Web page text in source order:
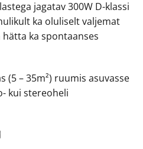
jagatav 300W D-klassi
ka oluliselt valjemat
ka spontaanses
(5 – 35m²) ruumis asuvasse
kui stereoheli